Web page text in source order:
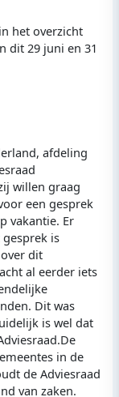
het overzicht
dit 29 juni en 31
afdeling
willen graag
een gesprek
vakantie. Er
is
dit
al eerder iets
Dit was
is wel dat
in de
de Adviesraad
van zaken.